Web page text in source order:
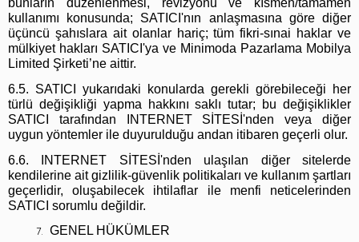
bunların düzenlenmesi, revizyonu ve kısmen/tamamen
kullanımı konusunda; SATICI'nın anlaşmasına göre diğer
üçüncü şahıslara ait olanlar hariç; tüm fikri-sınai haklar ve
mülkiyet hakları SATICI'ya ve Minimoda Pazarlama Mobilya
Limited Şirketi’ne aittir.
6.5. SATICI yukarıdaki konularda gerekli görebileceği her
türlü değişikliği yapma hakkını saklı tutar; bu değişiklikler
SATICI tarafından INTERNET SİTESİ'nden veya diğer
uygun yöntemler ile duyurulduğu andan itibaren geçerli olur.
6.6. INTERNET SİTESİ'nden ulaşılan diğer sitelerde
kendilerine ait gizlilik-güvenlik politikaları ve kullanım şartları
geçerlidir, oluşabilecek ihtilaflar ile menfi neticelerinden
SATICI sorumlu değildir.
GENEL HÜKÜMLER